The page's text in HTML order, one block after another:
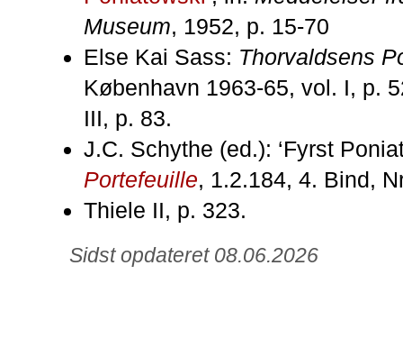
Museum, 1952, p. 15-70
Else Kai Sass: Thorvaldsens
København 1963-65, vol. I, p.
III, p. 83.
J.C. Schythe (ed.): ‘Fyrst
Portefeuille, 1.2.184, 4. Bind,
Thiele II, p. 323.
Sidst opdateret 08.06.2026